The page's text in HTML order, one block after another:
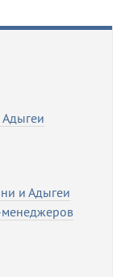
и Адыгеи
менеджеров